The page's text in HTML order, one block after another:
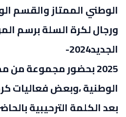
الوطني الممتاز والقسم
ورجال لكرة السلة برسم
الجديد2024-
2025 بحضور مجموعة من
الوطنية ،وبعض فعاليات
بعد الكلمة الترحيبية